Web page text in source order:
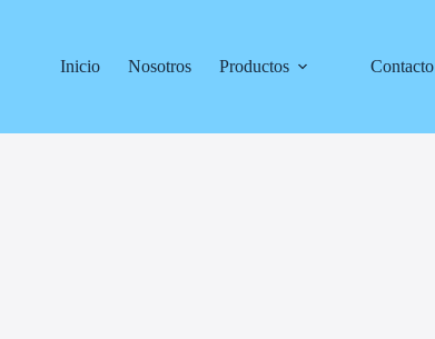
Inicio Nosotros Productos Contacto